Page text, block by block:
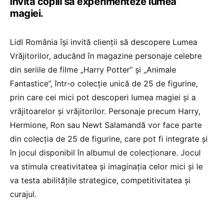
magiei.
Lidl România își invită clienții să descopere Lumea
Vrăjitorilor, aducând în magazine personaje celebre
din seriile de filme „Harry Potter” și „Animale
Fantastice”, într-o colecție unică de 25 de figurine,
prin care cei mici pot descoperi lumea magiei și a
vrăjitoarelor și vrăjitorilor. Personaje precum Harry,
Hermione, Ron sau Newt Salamandă vor face parte
din colecția de 25 de figurine, care pot fi integrate și
în jocul disponibil în albumul de colecționare. Jocul
va stimula creativitatea și imaginația celor mici și le
va testa abilitățile strategice, competitivitatea și
curajul.